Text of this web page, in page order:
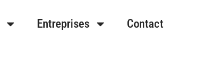
Entreprises Contact